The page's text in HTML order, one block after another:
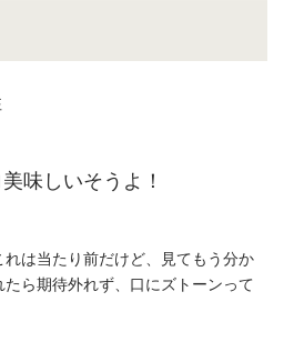
味しいそうよ！
は当たり前だけど、見てもう分か
ら期待外れず、口にズトーンって